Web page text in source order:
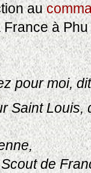
au
France à
pour moi,
Saint Louis,
de